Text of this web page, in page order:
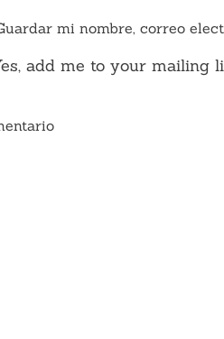
mi nombre, correo
add me to your mailing